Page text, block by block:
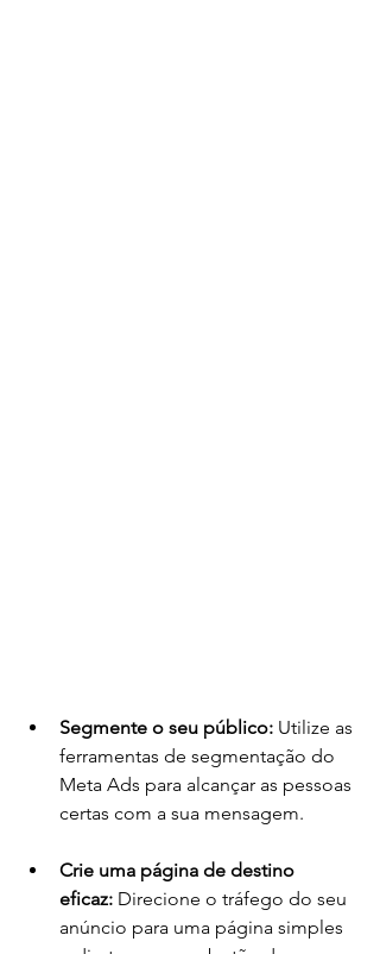
Segmente o seu público: Utilize as
ferramentas de segmentação do
Meta Ads para alcançar as pessoas
certas com a sua mensagem.
Crie uma página de destino
eficaz: Direcione o tráfego do seu
anúncio para uma página simples